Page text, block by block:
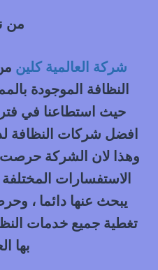
|
0548145142
من
شركة العالمية كلين
النظافة الموجودة
حيث استطاعنا في
افضل شركات النظافة
وهذا لان الشركة
الاستفسارات
يبحث عنها دائما ،
تغطية جميع خدمات
بها